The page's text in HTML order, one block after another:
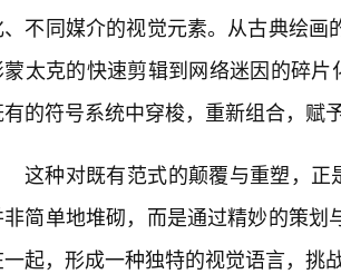
、不同媒介的视觉元素。从古典绘
蒙太克的快速剪辑到网络迷因的碎
有的符号系统中穿梭，重新组合，赋
这种对既有范式的颠覆与重塑，正
非简单地堆砌，而是通过精妙的策
起，形成一种独特的视觉语言，挑